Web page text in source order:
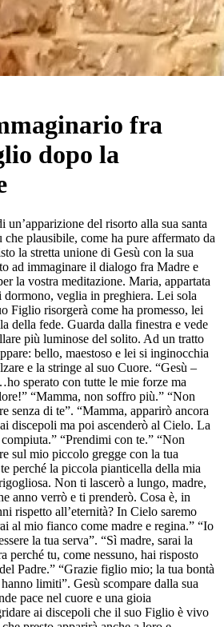
fra
dopo la
del risorto alla sua santa
che plausibile, come ha pure affermato da
la stretta unione di Gesù con la sua
ad immaginare il dialogo fra Madre e
la vostra meditazione. Maria, appartata
dormono, veglia in preghiera. Lei sola
Figlio risorgerà come ha promesso, lei
della fede. Guarda dalla finestra e vede
più luminose del solito. Ad un tratto
bello, maestoso e lei si inginocchia
e la stringe al suo Cuore. “Gesù –
sperato con tutte le mie forze ma
“Mamma, non soffro più.” “Non
senza di te”. “Mamma, apparirò ancora
discepoli ma poi ascenderò al Cielo. La
“Prendimi con te.” “Non
sul mio piccolo gregge con la tua
perché la piccola pianticella della mia
Non ti lascerò a lungo, madre,
anno verrò e ti prenderò. Cosa è, in
rispetto all’eternità? In Cielo saremo
al mio fianco come madre e regina.” “Io
la tua serva”. “Sì madre, sarai la
perché tu, come nessuno, hai risposto
Padre.” “Grazie figlio mio; la tua bontà
limiti”. Gesù scompare dalla sua
pace nel cuore e una gioia
ai discepoli che il suo Figlio è vivo